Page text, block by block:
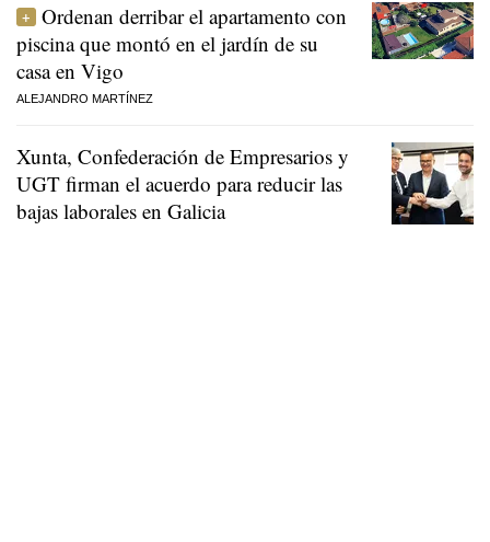
Ordenan derribar el apartamento con
piscina que montó en el jardín de su
casa en Vigo
ALEJANDRO MARTÍNEZ
Xunta, Confederación de Empresarios y
UGT firman el acuerdo para reducir las
bajas laborales en Galicia